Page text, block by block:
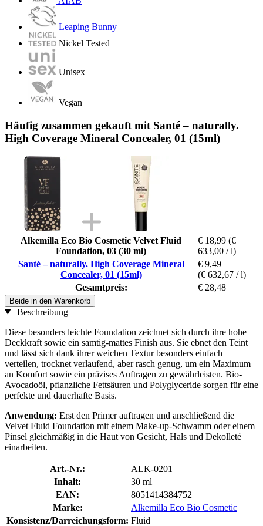
Leaping Bunny
Nickel Tested
Unisex
Vegan
Häufig zusammen gekauft mit Santé – naturally.
High Coverage Mineral Concealer, 01 (15ml)
Alkemilla Eco Bio Cosmetic Velvet Fluid
Foundation, 03 (30 ml)
€ 18,99 (€
633,00 / l)
Santé – naturally. High Coverage Mineral
Concealer, 01 (15ml)
€ 9,49
(€ 632,67 / l)
Gesamtpreis:
€ 28,48
Beide in den Warenkorb
Beschreibung
Diese besonders leichte Foundation zeichnet sich durch ihre hohe
Deckkraft sowie ein samtig-mattes Finish aus. Sie ebnet den Teint
und lässt sich dank ihrer weichen Textur besonders einfach
verteilen, trocknet verlaufend, aber rasch genug, um ein Maximum
an Komfort sowie ein präzises Auftragen zu gewährleisten. Bio-
Avocadoöl, pflanzliche Fettsäuren und Polyglyceride sorgen für eine
perfekte und dauerhafte Basis.
Anwendung: Erst den Primer auftragen und anschließend die
Velvet Fluid Foundation mit einem Make-up-Schwamm oder einem
Pinsel gleichmäßig in die Haut von Gesicht, Hals und Dekolleté
einarbeiten.
Art.-Nr.:
ALK-0201
Inhalt:
30 ml
EAN:
8051414384752
Marke:
Alkemilla Eco Bio Cosmetic
Konsistenz/Darreichungsform: Fluid